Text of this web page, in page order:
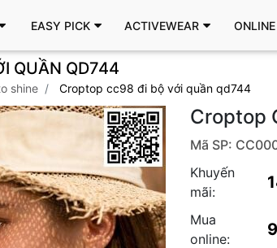
EASY PICK ACTIVEWEAR ONLINE
QUẦN QD744
shine croptop cc98 đi bộ với quần qd744
Croptop
Mã SP:
Khuyến
mãi:
Mua
online: